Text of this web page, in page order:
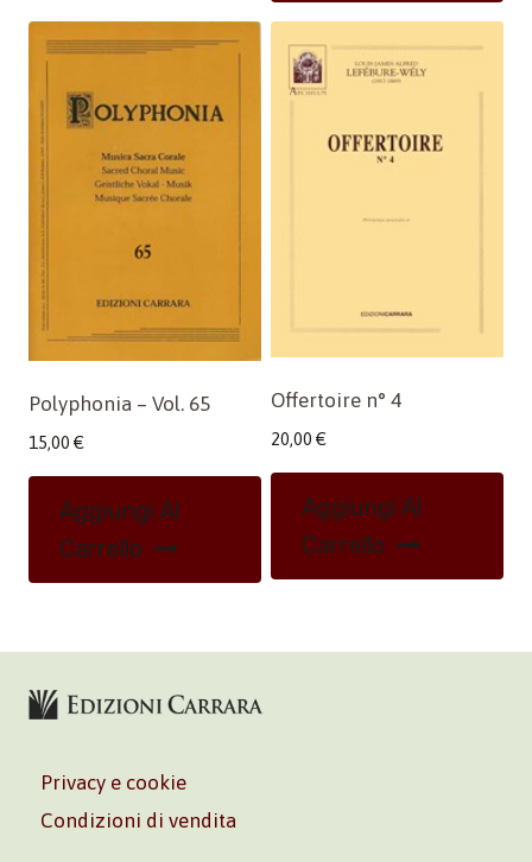
Polyphonia – Vol. 65
15,00 €
Aggiungi Al
Carrello
Offertoire n° 4
20,00 €
Aggiungi Al
Carrello
Privacy e cookie
Condizioni di vendita